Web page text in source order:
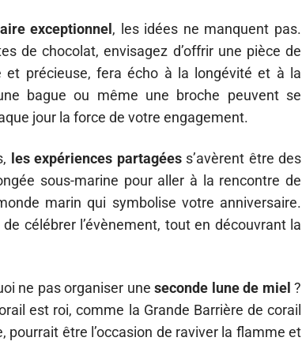
exceptionnel , les idées ne manquent pas.
de chocolat, envisagez d’offrir une pièce de
précieuse, fera écho à la longévité et à la
bague ou même une broche peuvent se
jour la force de votre engagement.
les expériences partagéess’avèrent être des
sous-marine pour aller à la rencontre de
marin qui symbolise votre anniversaire.
célébrer l’évènement, tout en découvrant la
ne pas organiser uneseconde lune de miel ?
est roi, comme la Grande Barrière de corail
être l’occasion de raviver la flamme et